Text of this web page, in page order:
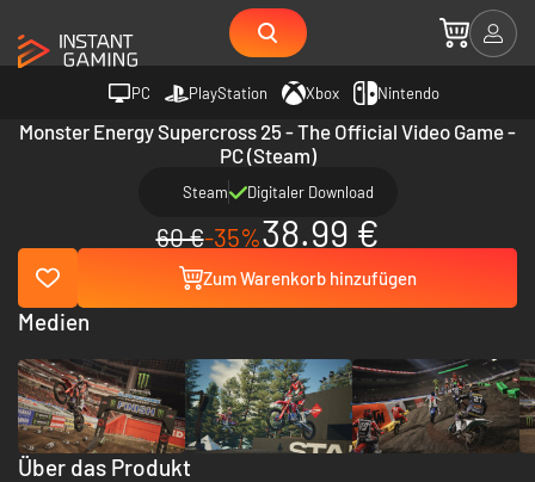
PC PlayStation Xbox Nintendo
Monster Energy Supercross 25 - The Official Video Game -
PC (Steam)
Steam Digitaler Download
60 €-35%38.99 €
Zum Warenkorb hinzufügen
Über das Produkt
Medien